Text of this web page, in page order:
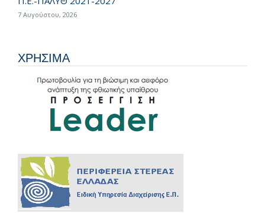
7 Αυγούστου, 2026
ΧΡΗΣΙΜΑ